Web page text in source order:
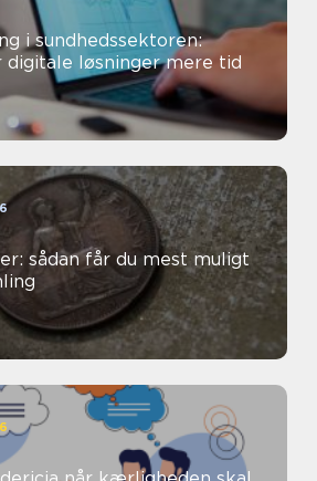
i sundhedssektoren:
digitale løsninger mere tid
sådan får du mest muligt